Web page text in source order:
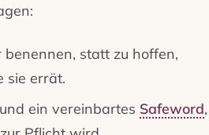
benennen, statt zu hoffen,
sie errät.
und ein vereinbartes Safeword,